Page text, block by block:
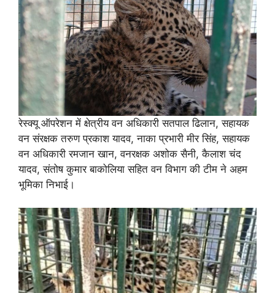
रेस्क्यू ऑपरेशन में क्षेत्रीय वन अधिकारी सतपाल ढिलान, सहायक
वन संरक्षक तरुण प्रकाश यादव, नाका प्रभारी मीर सिंह, सहायक
वन अधिकारी रमजान खान, वनरक्षक अशोक सैनी, कैलाश चंद
यादव, संतोष कुमार बाकोलिया सहित वन विभाग की टीम ने अहम
भूमिका निभाई।